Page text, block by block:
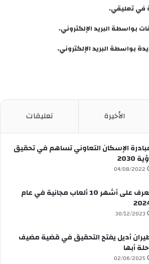
في تعليقي.
بواسطة البريد الإلكتروني.
بواسطة البريد الإلكتروني.
الأخيرة تعليقات
الإسكان التعاوني تساهم في تحقيق
2030
04/08/2022
تعرف على أشهر 10 ألعاب مجانية في عام
30/12/2023
أديل يفتح التحقيق في قضية مضيف
أبها
02/06/2025